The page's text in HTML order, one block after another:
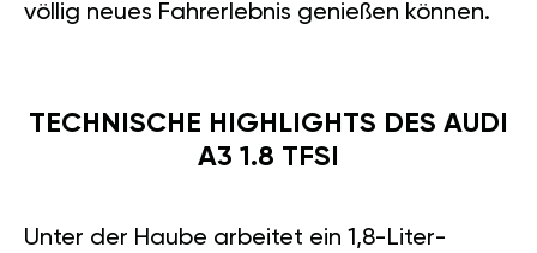
völlig neues Fahrerlebnis genießen können.
TECHNISCHE HIGHLIGHTS DES AUDI
A3 1.8 TFSI
Unter der Haube arbeitet ein 1,8-Liter-